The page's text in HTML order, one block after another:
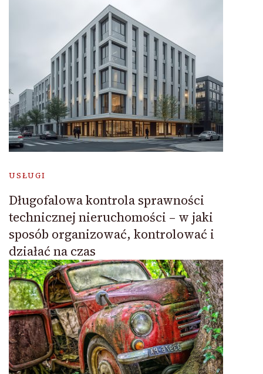
USŁUGI
Długofalowa kontrola sprawności
technicznej nieruchomości – w jaki
sposób organizować, kontrolować i
działać na czas